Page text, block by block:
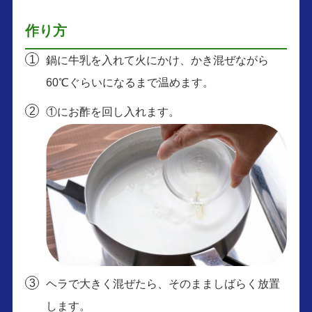
作り方
鍋に牛乳を入れて火にかけ、かき混ぜながら
60℃ぐらいになるまで温めます。
①にお酢を回し入れます。
ヘラで大きく混ぜたら、そのまましばらく放置
します。